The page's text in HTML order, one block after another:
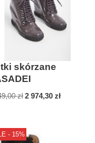
skórzane
zł 2 974,30zł
- 15%